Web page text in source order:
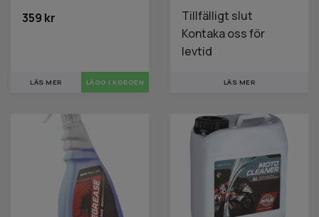
359 kr
LÄS MER
Tillfälligt slut
Kontaka oss för
levtid
LÄS MER